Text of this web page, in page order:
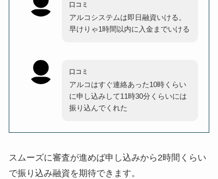
口コミ
アルコシステムは即日融資いける。
早けりゃ1時間以内に入金までいける
口コミ
アルコはすぐ連絡あった10時くらい
に申し込みして11時30分くらいには
振り込んでくれた
スムーズに審査が進めば申し込みから2時間くらい
で振り込み融資を期待できます。